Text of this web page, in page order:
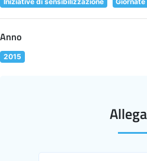
Anno
2015